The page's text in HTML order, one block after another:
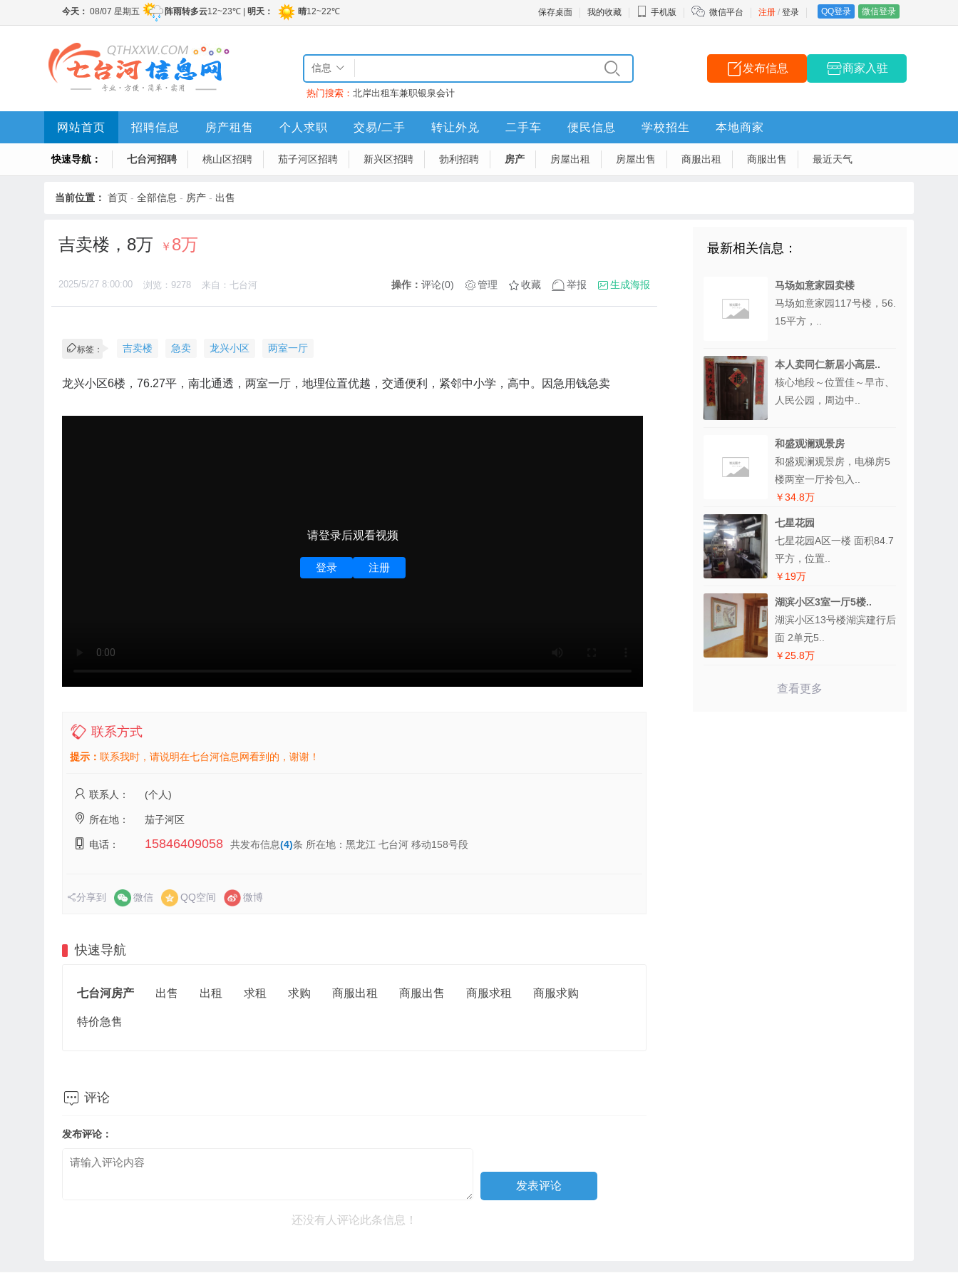
注册 / 登录 QQ登录 微信登录
保存桌面 我的收藏 手机版 微信平台
信息
热门搜索： 北岸出租车兼职银泉会计
发布信息 商家入驻
网站首页 招聘信息 房产租售 个人求职 交易/二手 转让外兑 二手车 便民信息 学校招生 本地商家
快速导航： 七台河招聘 桃山区招聘 茄子河区招聘 新兴区招聘 勃利招聘 房产 房屋出租 房屋出售 商服出租 商服出售 最近天气
当前位置： 首页 - 全部信息 - 房产 - 出售
吉卖楼，8万 ￥ 8万
2025/5/27 8:00:00 浏览：9278 来自：七台河 操作： 评论(0) 管理 收藏 举报 生成海报
标签： 吉卖楼 急卖 龙兴小区 两室一厅
龙兴小区6楼，76.27平，南北通透，两室一厅，地理位置优越，交通便利，紧邻中小学，高中。因急用钱急卖
请登录后观看视频
登录 注册
联系方式
提示： 联系我时，请说明在七台河信息网看到的，谢谢！
联系人： (个人)
所在地： 茄子河区
电话： 15846409058 共发布信息(4)条 所在地：黑龙江 七台河 移动158号段
分享到 微信 QQ空间 微博
快速导航
七台河房产 出售 出租 求租 求购 商服出租 商服出售 商服求租 商服求购
特价急售
 评论
发布评论：
还没有人评论此条信息！
最新相关信息：
马场如意家园卖楼
马场如意家园117号楼，56.
15平方，..
本人卖同仁新居小高层..
核心地段～位置佳～早市、
人民公园，周边中..
和盛观澜观景房
和盛观澜观景房，电梯房5
楼两室一厅拎包入..
￥34.8万
七星花园
七星花园A区一楼 面积84.7
平方，位置..
￥19万
湖滨小区3室一厅5楼..
湖滨小区13号楼湖滨建行后
面 2单元5..
￥25.8万
查看更多